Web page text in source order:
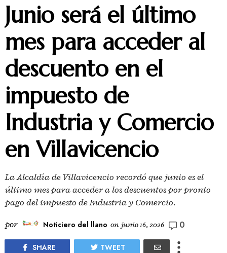
Junio será el último
mes para acceder al
descuento en el
impuesto de
Industria y Comercio
en Villavicencio
La Alcaldía de Villavicencio recordó que junio es el
último mes para acceder a los descuentos por pronto
pago del impuesto de Industria y Comercio.
por Noticiero del llano on junio 16, 2026 0
SHARE TWEET